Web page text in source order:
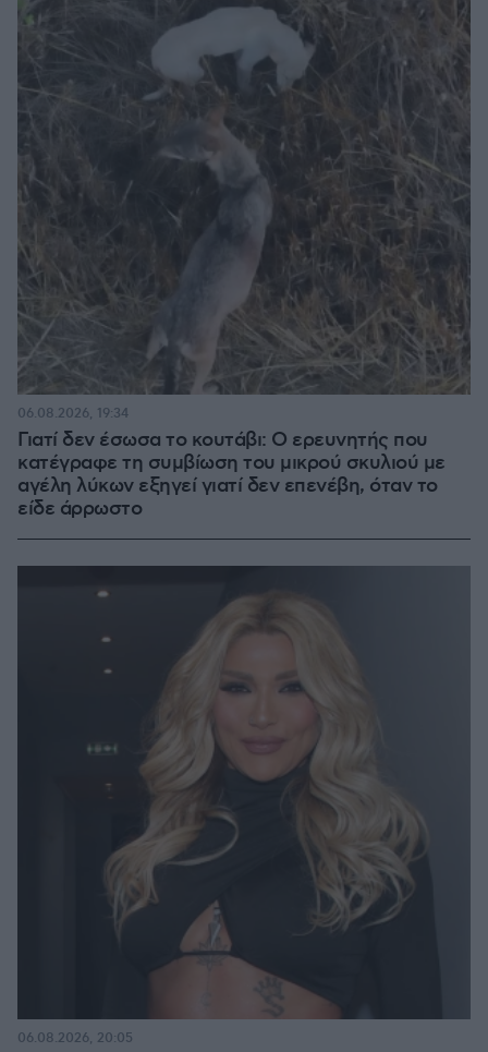
Γιατί δεν έσωσα το κουτάβι: Ο ερευνητής που
κατέγραφε τη συμβίωση του μικρού σκυλιού με
αγέλη λύκων εξηγεί γιατί δεν επενέβη, όταν το
είδε άρρωστο
06.08.2026, 19:34
06.08.2026, 20:05